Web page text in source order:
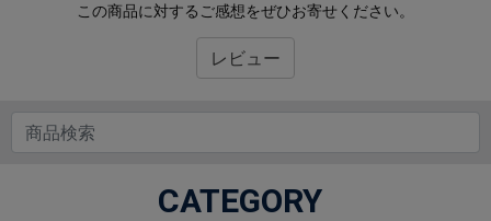
この商品に対するご感想をぜひお寄せください。
レビュー
CATEGORY